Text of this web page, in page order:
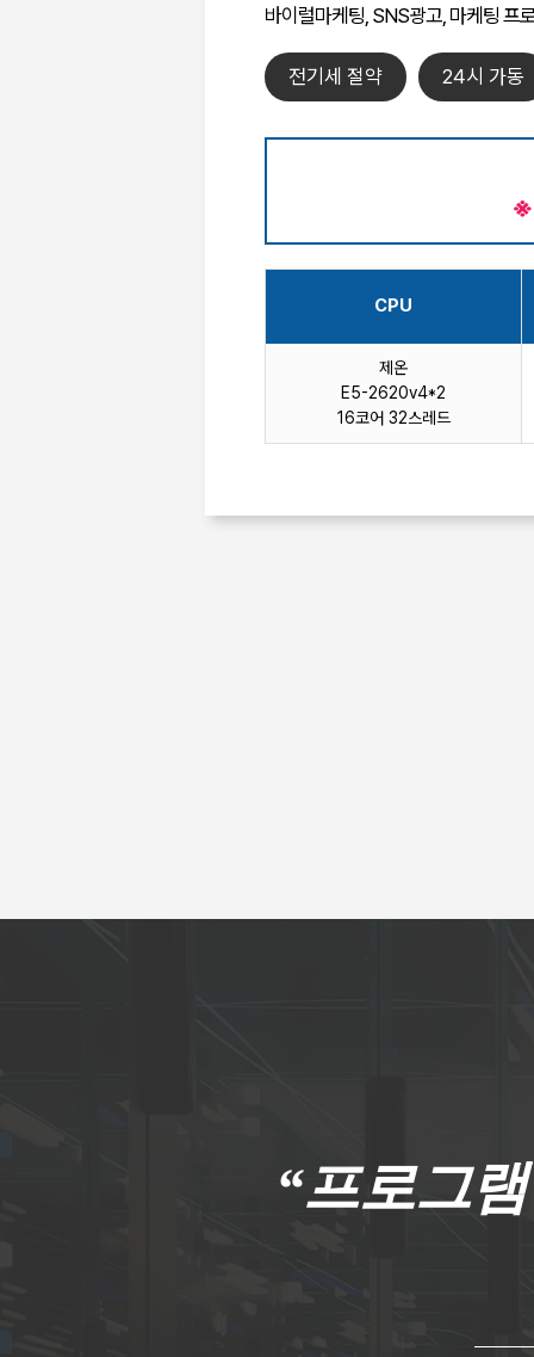
바이럴마케팅, SNS광고, 마케팅 프
전기세 절약 24시 가동
※
CPU
제온
E5-2620v4*2
16코어 32스레드
“프로그